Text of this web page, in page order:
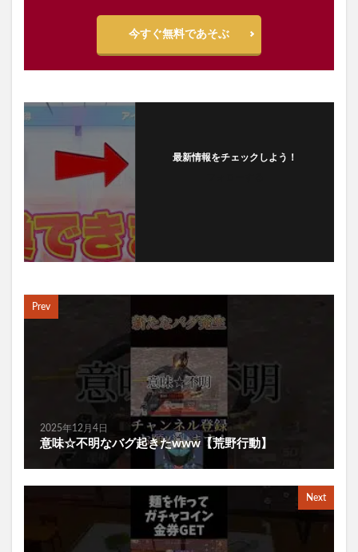
今すぐ無料であそぶ
最新情報をチェックしよう！
Prev
2025年12月4日
意味☆不明なバグ起きたwww【荒野行動】
Next